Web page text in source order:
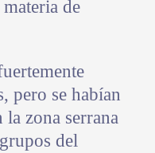
de
pero se habían
la zona serrana
del